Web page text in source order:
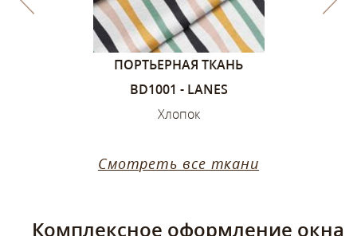
ПОРТЬЕРНАЯ ТКАНЬ
BD1001 - LANES
Хлопок
Смотреть все ткани
Комплексное оформление окна